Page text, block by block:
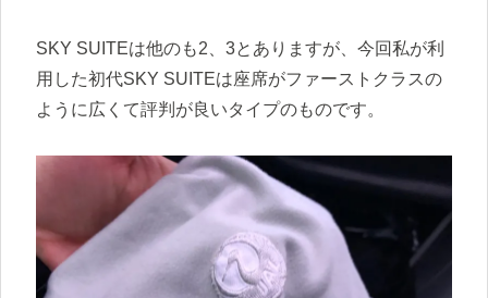
SKY SUITEは他のも2、3とありますが、今回私が利
用した初代SKY SUITEは座席がファーストクラスの
ように広くて評判が良いタイプのものです。